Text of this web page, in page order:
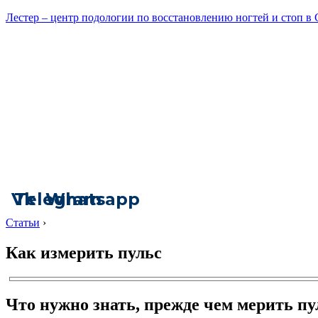
Лестер – центр подологии по восстановлению ногтей и стоп
Vk
Telegram
Whatsapp
Статьи ›
Как измерить пульс
Что нужно знать, прежде чем мерить